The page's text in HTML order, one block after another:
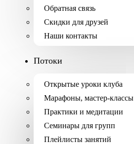
Обратная связь
Скидки для друзей
Наши контакты
Потоки
Открытые уроки клуба
Марафоны, мастер-классы
Практики и медитации
Семинары для групп
Плейлисты занятий